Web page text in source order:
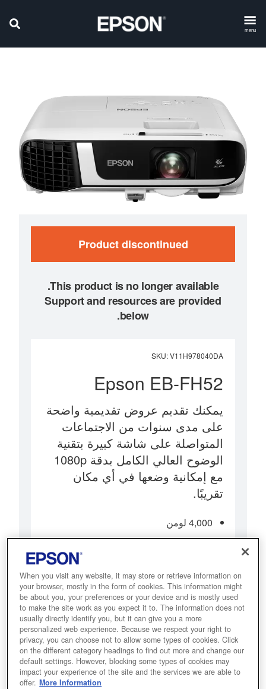
menu
Product discontinued
Support and resources are provided
below.
SKU:V11H978040DA
Epson EB-FH52
يمكنك تقديم عروض تقديمية واضحة
على مدى سنوات من الاجتماعات
المتواصلة على شاشة كبيرة بتقنية
الوضوح العالي الكامل بدقة 1080p
مع إمكانية وضعها في أي مكان
تقريبًا.
4,000 لومن
Full HD 1080p, 240Hz refresh rate
Find support
When you visit any website, it may store or retrieve information on
your browser, mostly in the form of cookies. This information might
be about you, your preferences or your device and is mostly used
to make the site work as you expect it to. The information does not
usually directly identify you, but it can give you a more
personalized web experience. Because we respect your right to
privacy, you can choose not to allow some types of cookies. Click
on the different category headings to find out more and change our
default settings. However, blocking some types of cookies may
impact your experience of the site and the services we are able to
offer. More Information